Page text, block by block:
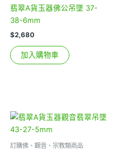
翡翠A貨玉器佛公吊墜 37-
38-6mm
$2,680
加入購物車
訂購佛、觀音、宗教類商品